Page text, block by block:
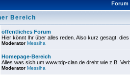
Forum
Bereich
öffentliches Forum
Hier könnt Ihr über alles reden. Also kurz gesagt, dies
Moderator Messiha
Homepage-Bereich
Alles was sich um www.tdp-clan.de dreht wie z.B.
Moderator Messiha